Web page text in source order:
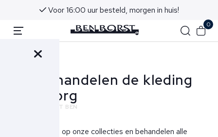
Voor 16:00 uur besteld, morgen in huis!
0
Wij behandelen de kleding
met zorg
ECHT BEN
We zijn zuinig op onze collecties en behandelen alle